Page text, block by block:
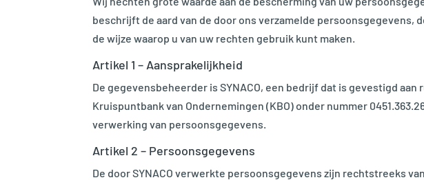
beschrijft de aard van de door ons verzamelde persoonsgegevens,
de wijze waarop u van uw rechten gebruik kunt maken.
Artikel 1 – Aansprakelijkheid
De gegevensbeheerder is SYNACO, een bedrijf dat is gevestigd
Kruispuntbank van Ondernemingen (KBO) onder nummer
verwerking van persoonsgegevens.
Artikel 2 – Persoonsgegevens
De door SYNACO verwerkte persoonsgegevens zijn rechtstreeks